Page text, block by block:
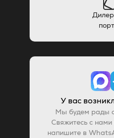
У вас
Мы будем рады
Свяжитесь с
напишите в